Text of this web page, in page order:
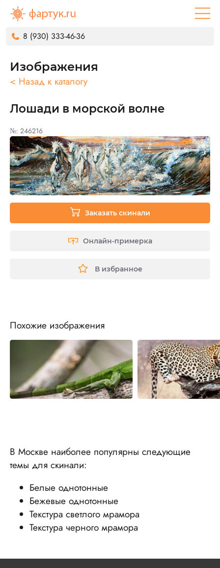
8 (930) 333-46-36
Изображения
< Назад к каталогу
Лошади в морской волне
№: 246216
Заказать скинали
Онлайн-примерка
В избранное
Похожие изображения
В Москве наиболее популярны следующие
темы для скинали:
Белые однотонные
Бежевые однотонные
Текстура светлого мрамора
Текстура черного мрамора